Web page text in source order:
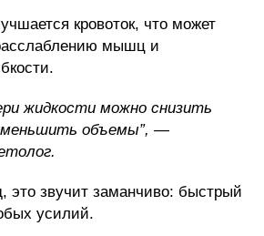
кровоток, что может
мышц и
жидкости можно снизить
объемы”, —
это звучит заманчиво: быстрый
усилий.